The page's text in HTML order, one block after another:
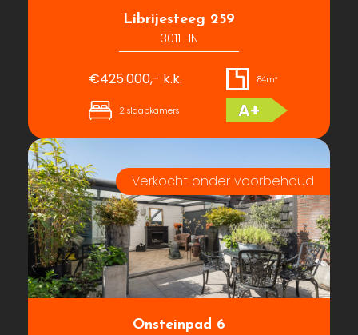
Librijesteeg 259
3011 HN
€425.000,- k.k. 84m²
2 slaapkamers A+
Onsteinpad 6